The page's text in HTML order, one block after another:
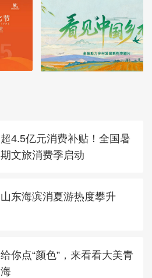
超4.5亿元消费补贴！全国暑
期文旅消费季启动
山东海滨消夏游热度攀升
给你点“颜色”，来看看大美青
海